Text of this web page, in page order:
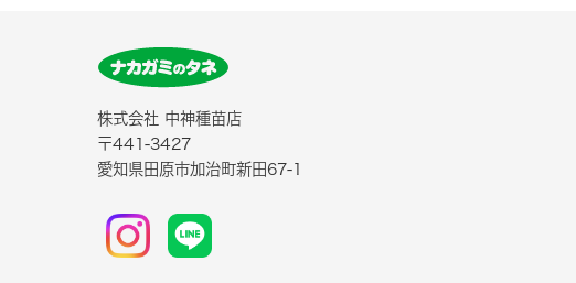
株式会社 中神種苗店
〒441-3427
愛知県田原市加治町新田67-1